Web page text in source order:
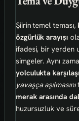
Şiirin temel teması,
özgürlük arayışı
ifadesi, bir yerden
simgeler. Aynı
yolculukta
yavaşça aşılmasını
merak arasında
huzursuzluk ve